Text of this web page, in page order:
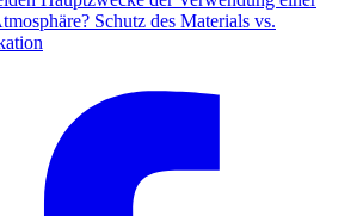
Schutz des Materials vs.